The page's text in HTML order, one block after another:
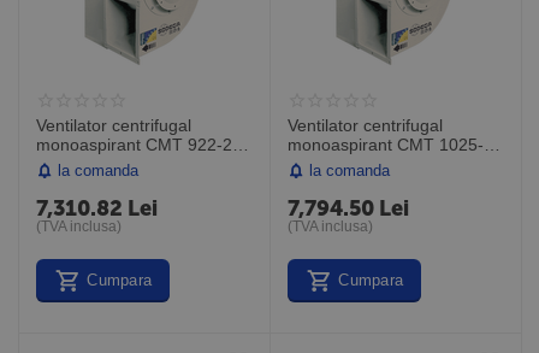
Ventilator centrifugal
monoaspirant CMT 922-2T
IE3, debit maxim 2200
mc/h, Sodeca Spania
la comanda
7,310.82 Lei
(TVA inclusa)
Cumpara
Ventilator centrifugal
monoaspirant CMT 1025-
2T IE3, debit maxim 2800
mc/h, Sodeca Spania
la comanda
7,794.50 Lei
(TVA inclusa)
Cumpara